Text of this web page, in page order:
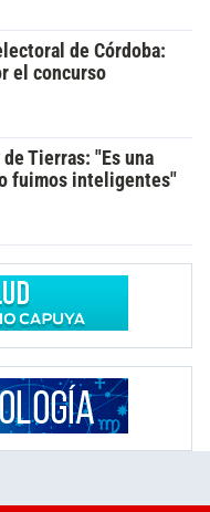
de Córdoba:
el concurso
Tierras: "Es una
fuimos inteligentes"